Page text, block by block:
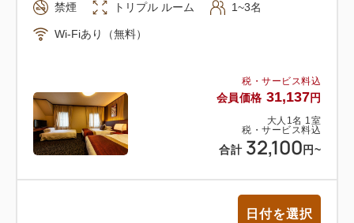
税・サービス料込
会員価格 31,137円
大人 1名 1室
税・サービス料込
合計 32,100 円~
禁煙 トリプル ルーム 1~3名
Wi-Fiあり（無料）
日付を選択